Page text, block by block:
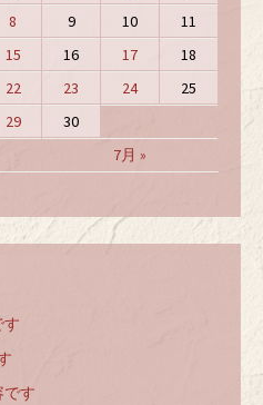
7月 »
8 9 10
11
15 16 17
18
22 23 24
25
29 30
す
です